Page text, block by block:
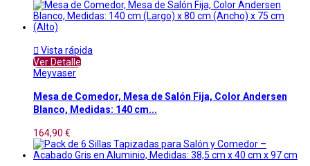
 Vista rápida
Ver Detalle
Meyvaser
Mesa de Comedor, Mesa de Salón Fija, Color Andersen
Blanco, Medidas: 140 cm...
164,90 €